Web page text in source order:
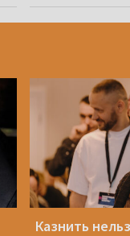
Казнить